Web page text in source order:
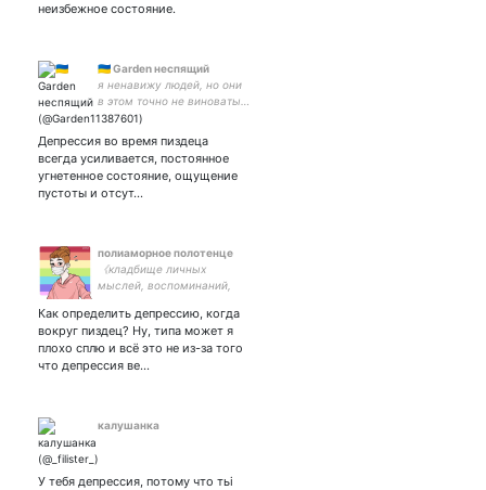
неизбежное состояние.
🇺🇦 Garden неспящий
я ненавижу людей, но они
в этом точно не виноваты…
Депрессия во время пиздеца
всегда усиливается, постоянное
угнетенное состояние, ощущение
пустоты и отсут…
полиаморное полотенце
《кладбище личных
мыслей, воспоминаний,
Как определить депрессию, когда
вокруг пиздец? Ну, типа может я
плохо сплю и всё это не из-за того
что депрессия ве…
калушанка
У тебя депрессия, потому что тьі